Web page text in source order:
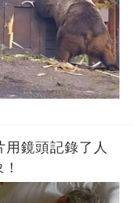
鏡頭記錄了人